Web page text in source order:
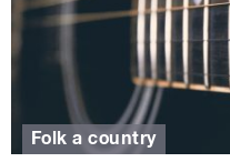
Folk a country